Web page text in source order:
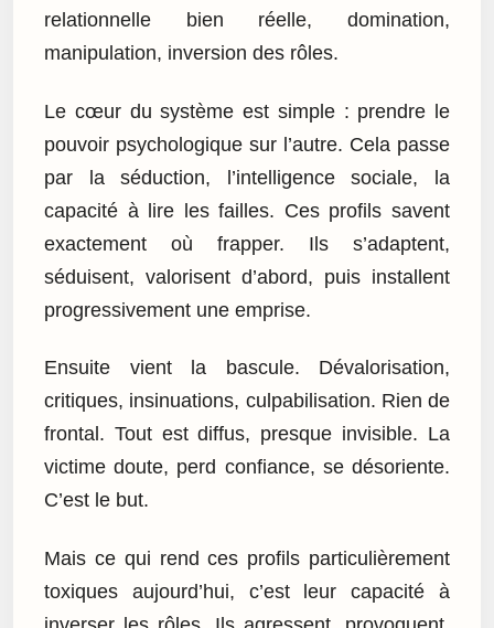
relationnelle bien réelle, domination,
manipulation, inversion des rôles.
Le cœur du système est simple : prendre le
pouvoir psychologique sur l’autre. Cela passe
par la séduction, l’intelligence sociale, la
capacité à lire les failles. Ces profils savent
exactement où frapper. Ils s’adaptent,
séduisent, valorisent d’abord, puis installent
progressivement une emprise.
Ensuite vient la bascule. Dévalorisation,
critiques, insinuations, culpabilisation. Rien de
frontal. Tout est diffus, presque invisible. La
victime doute, perd confiance, se désoriente.
C’est le but.
Mais ce qui rend ces profils particulièrement
toxiques aujourd’hui, c’est leur capacité à